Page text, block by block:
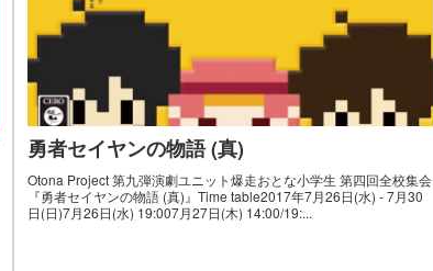
勇者セイヤンの物語 (真)
Otona Project 第九弾演劇ユニット爆走おとな小学生 第四回全校集会
『勇者セイヤンの物語 (真)』Time table2017年7月26日(水) - 7月30
日(日)7月26日(水) 19:007月27日(木) 14:00/19:...